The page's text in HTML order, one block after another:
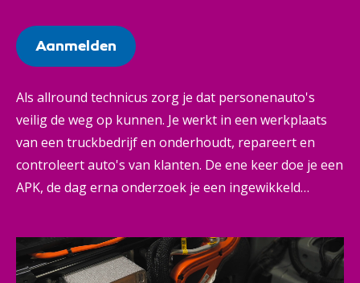
Aanmelden
Als allround technicus zorg je dat personenauto's
veilig de weg op kunnen. Je werkt in een werkplaats
van een truckbedrijf en onderhoudt, repareert en
controleert auto's van klanten. De ene keer doe je een
APK, de dag erna onderzoek je een ingewikkeld
klanten advies. Dat doe je samen met je collega's,
volgens een vaste werkwijze. Met jou in een leidende